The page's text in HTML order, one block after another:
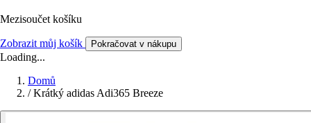
Mezisoučet košíku
Zobrazit můj košík Pokračovat v nákupu
Loading...
Domů
/ Krátký adidas Adi365 Breeze